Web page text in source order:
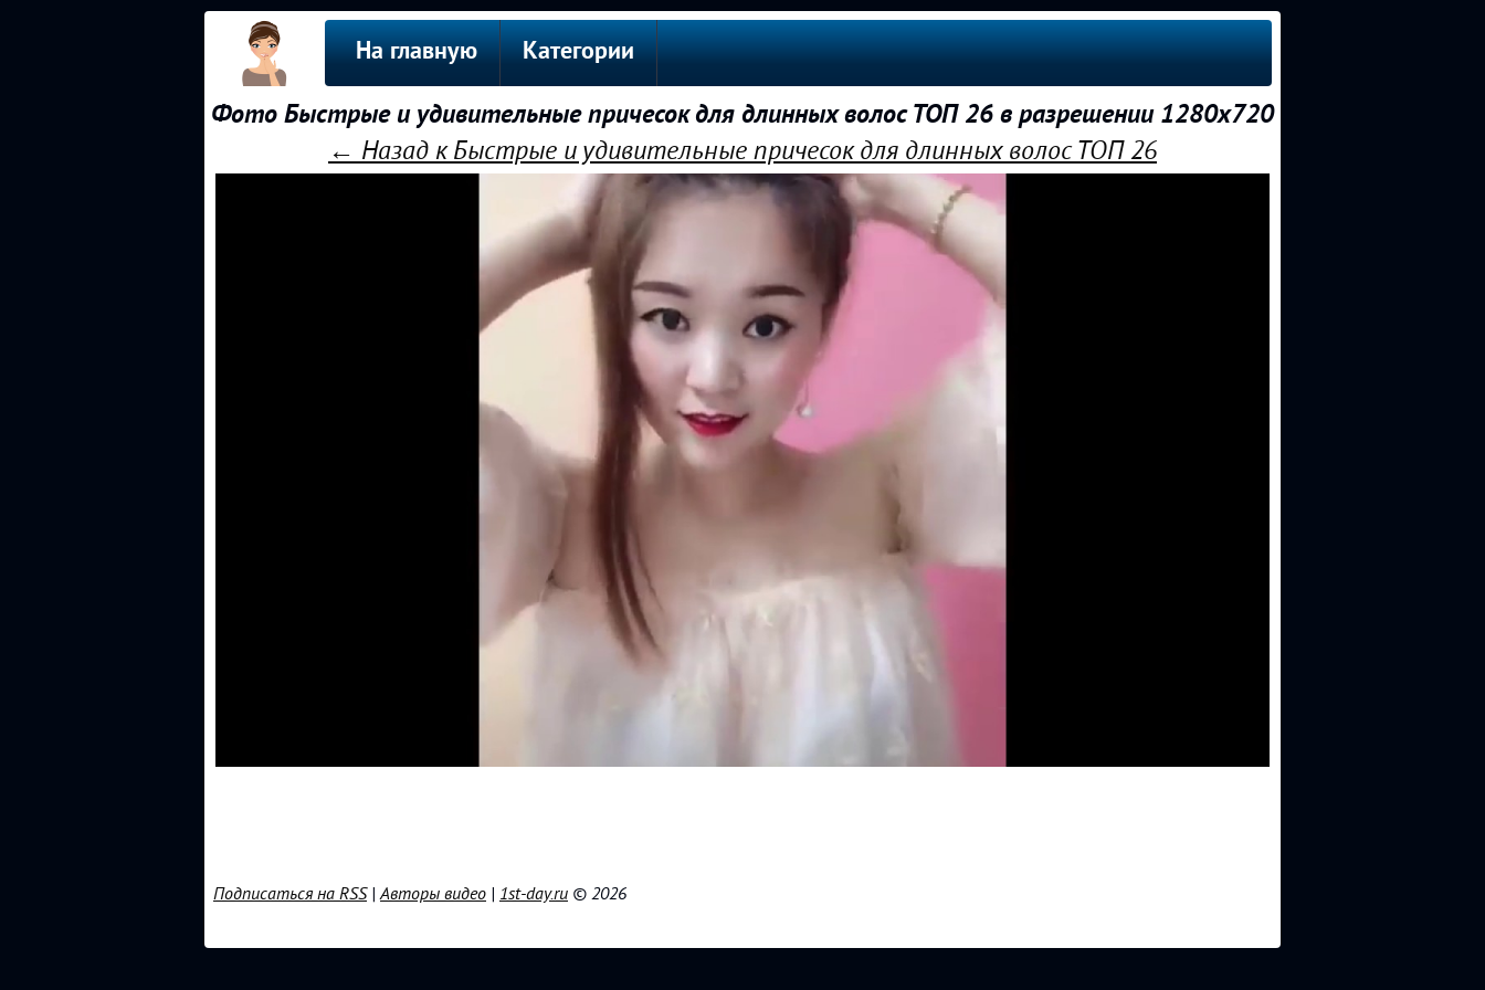
На главную Категории
Фото Быстрые и удивительные причесок для длинных волос ТОП 26 в разрешении 1280x720
← Назад к Быстрые и удивительные причесок для длинных волос ТОП 26
Подписаться на RSS|Авторы видео | 1st-day.ru © 2026